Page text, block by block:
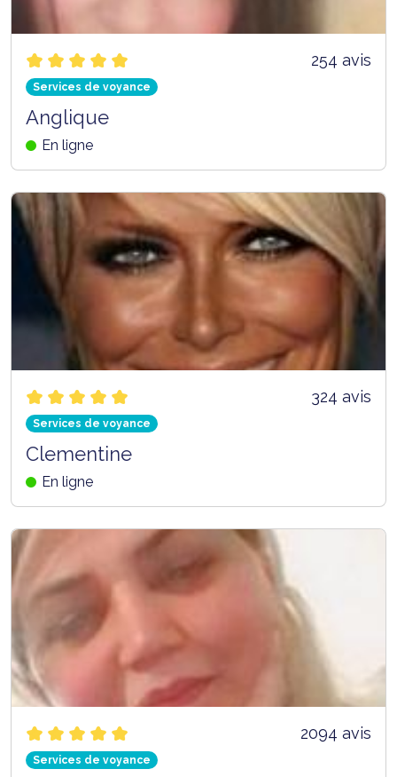
254 avis
Services de voyance
Anglique
En ligne
324 avis
Services de voyance
Clementine
En ligne
2094 avis
Services de voyance